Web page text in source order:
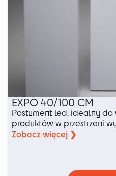
EXPO 40/100 CM
Postument led, idealny
produktów w przestrzeni
Zobacz więcej ❯